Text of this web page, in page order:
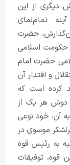
دیگری از این
تمام‌نمای
حضرت
حکومت اسلامی
حضرت امام
و اقتدار آن
کرده است که
دوش هر یک از
آن، خود نوعی
موسوی در
به رئیس قوه
قوه، توفیقات